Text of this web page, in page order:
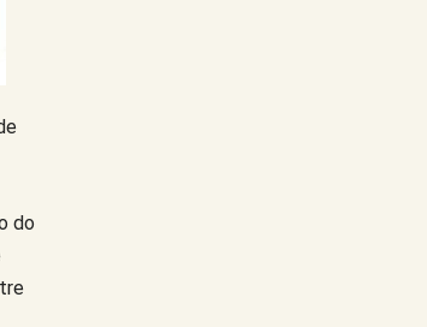
do